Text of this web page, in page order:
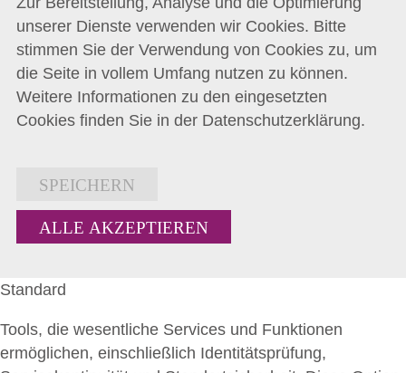
unserer Dienste verwenden wir Cookies. Bitte
stimmen Sie der Verwendung von Cookies zu, um
die Seite in vollem Umfang nutzen zu können.
Weitere Informationen zu den eingesetzten
Cookies finden Sie in der Datenschutzerklärung.
SPEICHERN
ALLE AKZEPTIEREN
Standard
Tools, die wesentliche Services und Funktionen
ermöglichen, einschließlich Identitätsprüfung,